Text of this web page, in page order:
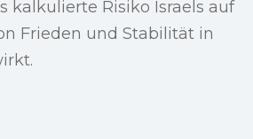
kalkulierte Risiko Israels auf
Frieden und Stabilität in